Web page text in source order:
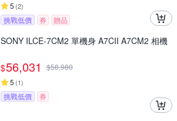
5 (2)
挑戰低價 券 贈品
SONY ILCE-7CM2 單機身 A7CII A7CM2 相機
$56,031 $58,980
5 (1)
挑戰低價 券